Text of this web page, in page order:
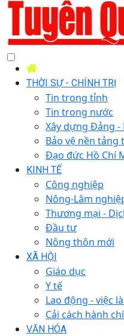
THỜI SỰ - CHÍNH TRỊ
Tin trong tỉnh
Tin trong nước
Xây dựng Đảng -
Bảo vệ nền
Đạo đức Hồ Chí
KINH TẾ
Công nghiệp
Nông-Lâm
Thương mại -
Đầu tư
Nông thôn mới
XÃ HỘI
Giáo dục
Y tế
Lao động - việc
Cải cách hành
VĂN HÓA